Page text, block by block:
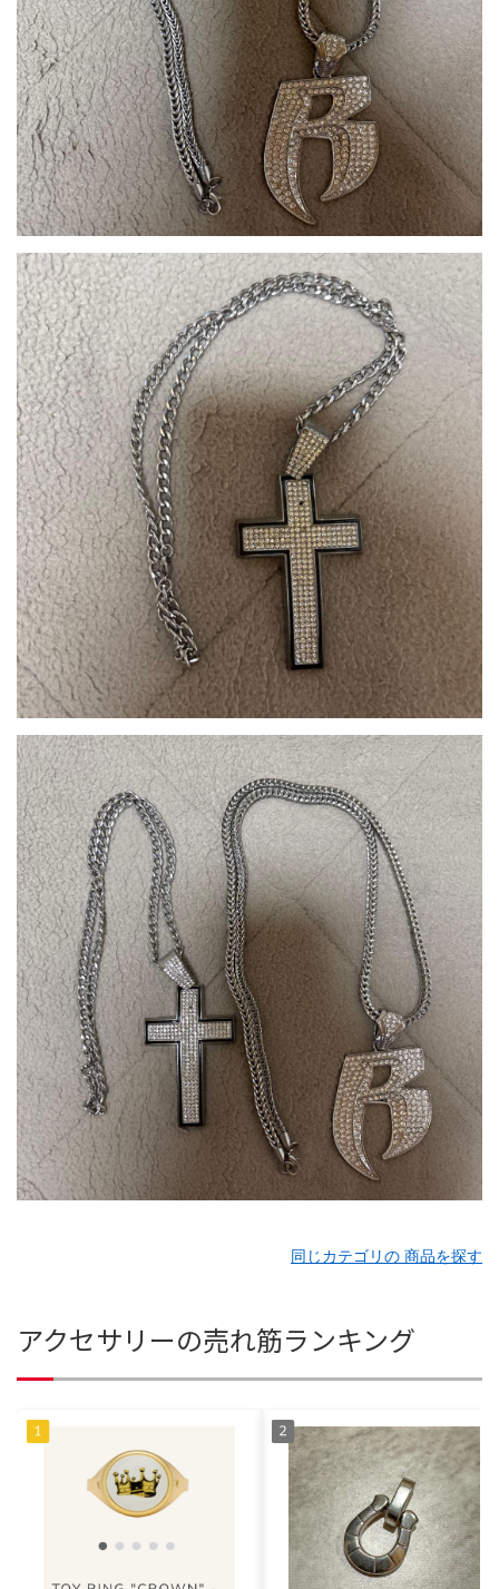
同じカテゴリの 商品を探す
アクセサリーの売れ筋ランキング